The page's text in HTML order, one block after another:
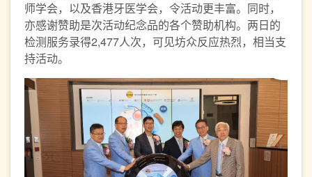
师学会，以及香港牙医学会，令活动更丰富。同时，
亦感谢赞助是次活动纪念品的各个赞助机构。两日的
检测服务录得2,477人次，可见坊众反应热烈，相当支
持活动。